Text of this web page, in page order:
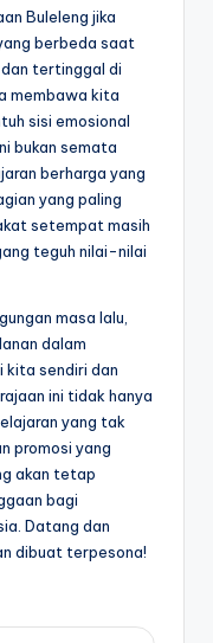
Buleleng jika
berbeda saat
tertinggal di
membawa kita
sisi emosional
bukan semata
berharga yang
yang paling
setempat masih
teguh nilai-nilai
masa lalu,
dalam
kita sendiri dan
ini tidak hanya
yang tak
promosi yang
akan tetap
bagi
Datang dan
dibuat terpesona!